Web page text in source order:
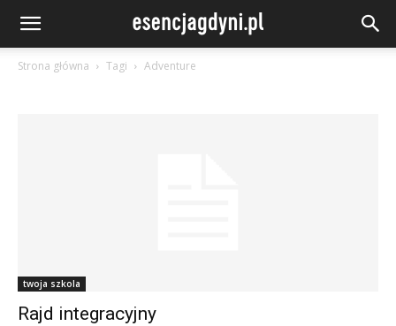
Strona główna Tagi Adventure
twoja szkola
Rajd integracyjny